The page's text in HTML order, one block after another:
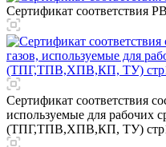
Сертификат соответствия
Сертификат соответствия
используемые для рабочих
(ТПГ,ТПВ,ХПВ,КП, ТУ)